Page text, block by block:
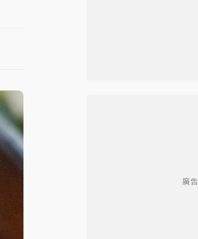
廣告